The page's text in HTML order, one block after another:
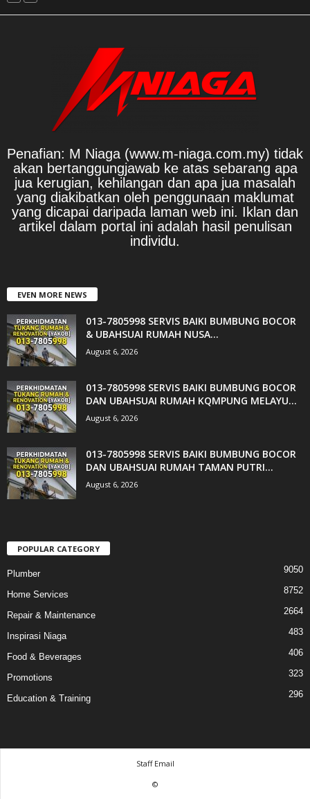
Penafian: M Niaga (www.m-niaga.com.my) tidak
akan bertanggungjawab ke atas sebarang apa
jua kerugian, kehilangan dan apa jua masalah
yang diakibatkan oleh penggunaan maklumat
yang dicapai daripada laman web ini. Iklan dan
artikel dalam portal ini adalah hasil penulisan
individu.
EVEN MORE NEWS
013-7805998 SERVIS BAIKI BUMBUNG BOCOR
& UBAHSUAI RUMAH NUSA...
August 6, 2026
013-7805998 SERVIS BAIKI BUMBUNG BOCOR
DAN UBAHSUAI RUMAH KQMPUNG MELAYU...
August 6, 2026
013-7805998 SERVIS BAIKI BUMBUNG BOCOR
DAN UBAHSUAI RUMAH TAMAN PUTRI...
August 6, 2026
POPULAR CATEGORY
Plumber 9050
Home Services 8752
Repair & Maintenance 2664
Inspirasi Niaga 483
Food & Beverages 406
Promotions 323
Education & Training 296
Staff Email
©